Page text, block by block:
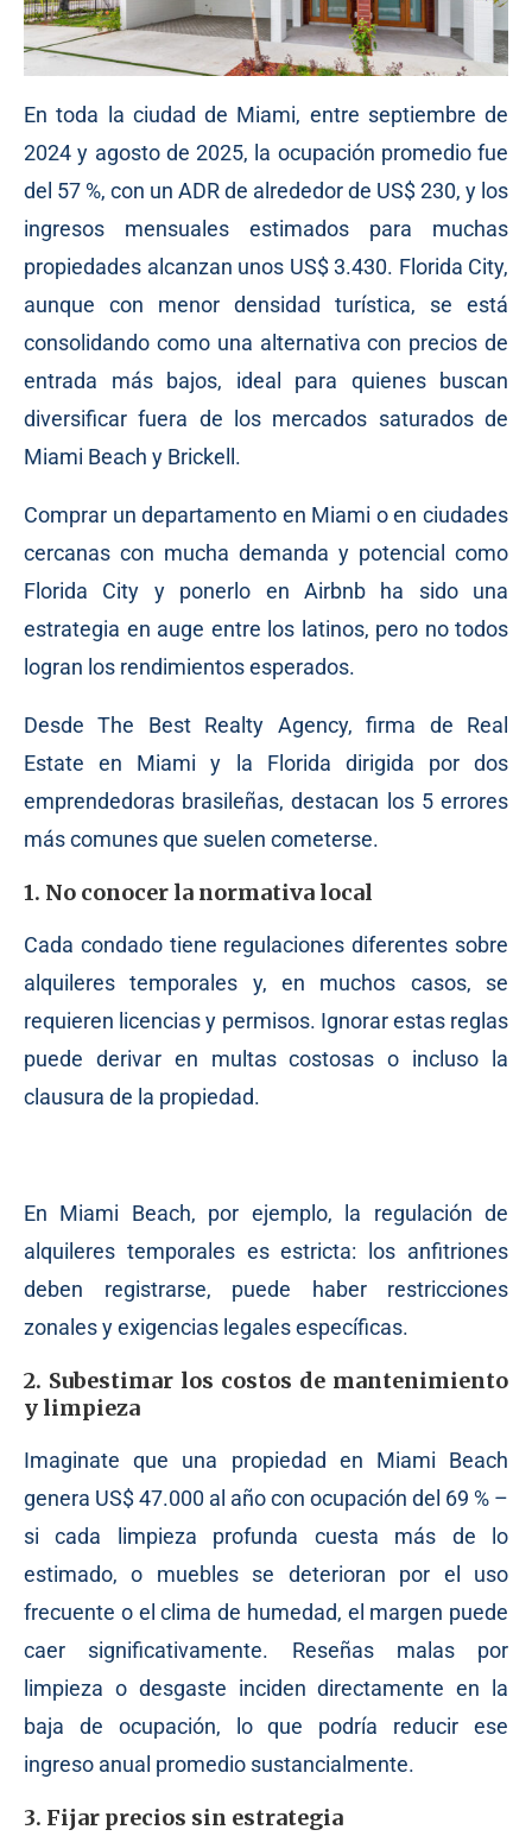
En toda la ciudad de Miami, entre septiembre de
2024 y agosto de 2025, la ocupación promedio fue
del 57 %, con un ADR de alrededor de US$ 230, y los
ingresos mensuales estimados para muchas
propiedades alcanzan unos US$ 3.430. Florida City,
aunque con menor densidad turística, se está
consolidando como una alternativa con precios de
entrada más bajos, ideal para quienes buscan
diversificar fuera de los mercados saturados de
Miami Beach y Brickell.
Comprar un departamento en Miami o en ciudades
cercanas con mucha demanda y potencial como
Florida City y ponerlo en Airbnb ha sido una
estrategia en auge entre los latinos, pero no todos
logran los rendimientos esperados.
Desde The Best Realty Agency, firma de Real
Estate en Miami y la Florida dirigida por dos
emprendedoras brasileñas, destacan los 5 errores
más comunes que suelen cometerse.
1. No conocer la normativa local
Cada condado tiene regulaciones diferentes sobre
alquileres temporales y, en muchos casos, se
requieren licencias y permisos. Ignorar estas reglas
puede derivar en multas costosas o incluso la
clausura de la propiedad.
En Miami Beach, por ejemplo, la regulación de
alquileres temporales es estricta: los anfitriones
deben registrarse, puede haber restricciones
zonales y exigencias legales específicas.
2. Subestimar los costos de mantenimiento
y limpieza
Imaginate que una propiedad en Miami Beach
genera US$ 47.000 al año con ocupación del 69 % –
si cada limpieza profunda cuesta más de lo
estimado, o muebles se deterioran por el uso
frecuente o el clima de humedad, el margen puede
caer significativamente. Reseñas malas por
limpieza o desgaste inciden directamente en la
baja de ocupación, lo que podría reducir ese
ingreso anual promedio sustancialmente.
3. Fijar precios sin estrategia